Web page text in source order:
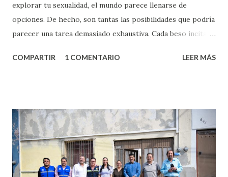
explorar tu sexualidad, el mundo parece llenarse de
opciones. De hecho, son tantas las posibilidades que podría
parecer una tarea demasiado exhaustiva. Cada beso incita
partes de ti que jamás hubieras imaginado. El problema es
conoces ni la mitad de lo que deberías saber. Pero incluso
quienes ya han tenido relaciones sexuales no son expertos
o expertas en el tema. Siempre hay algo nuevo que
aprender y nuevas experiencias que conocer. Si eres una
COMPARTIR 1 COMENTARIO LEER MÁS